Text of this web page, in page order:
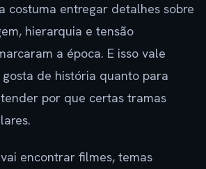
costuma entregar detalhes sobre
hierarquia e tensão
a época. E isso vale
de história quanto para
por que certas tramas
encontrar filmes, temas